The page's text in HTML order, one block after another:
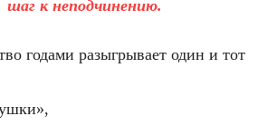
шаг к неподчинению.
годами разыгрывает один и тот